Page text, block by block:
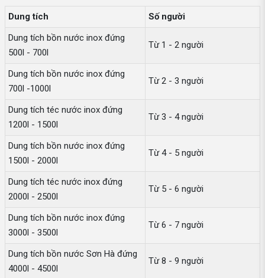
Dung tích
Số người
Dung tích bồn nước inox đứng
500l - 700l
Từ 1 - 2 người
Dung tích bồn nước inox đứng
700l -1000l
Từ 2 - 3 người
Dung tích téc nước inox đứng
1200l - 1500l
Từ 3 - 4 người
Dung tích bồn nước inox đứng
1500l - 2000l
Từ 4 - 5 người
Dung tích téc nước inox đứng
2000l - 2500l
Từ 5 - 6 người
Dung tích bồn nước inox đứng
3000l - 3500l
Từ 6 - 7 người
Dung tích bồn nước Sơn Hà đứng
4000l - 4500l
Từ 8 - 9 người